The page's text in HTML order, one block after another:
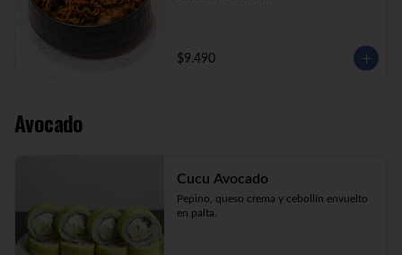
$9.490
Avocado
Cucu Avocado
Pepino, queso crema y cebollín envuelto
en palta.